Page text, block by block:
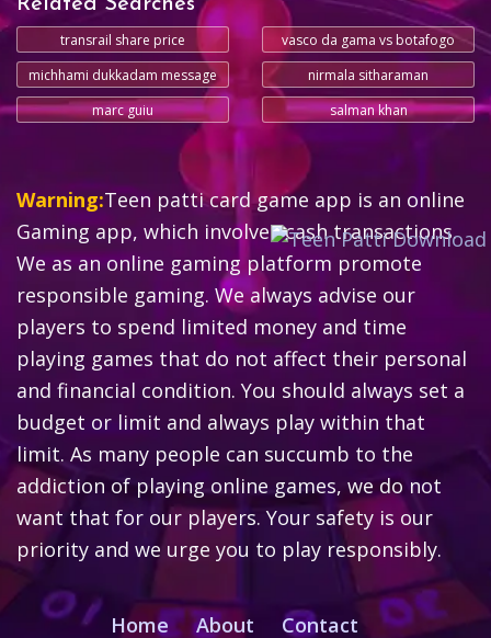
Related Searches
transrail share price
vasco da gama vs botafogo
michhami dukkadam message
nirmala sitharaman
marc guiu
salman khan
Warning:Teen patti card game app is an online
Gaming app, which involves cash transactions.
We as an online gaming platform promote
responsible gaming. We always advise our
players to spend limited money and time
playing games that do not affect their personal
and financial condition. You should always set a
budget or limit and always play within that
limit. As many people can succumb to the
addiction of playing online games, we do not
want that for our players. Your safety is our
priority and we urge you to play responsibly.
Home About Contact